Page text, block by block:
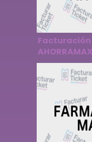
Facturación